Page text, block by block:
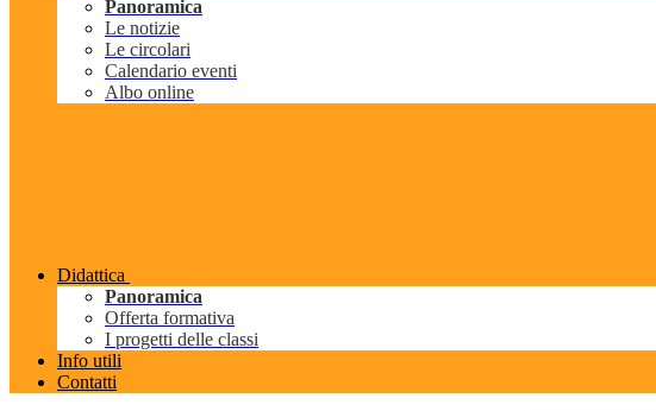
Panoramica
Le notizie
Le circolari
Calendario eventi
Albo online
Didattica
Panoramica
Offerta formativa
I progetti delle classi
Info utili
Contatti